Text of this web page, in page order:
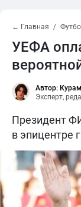
← Главная
УЕФА
Автор:
Эксперт,
Президент
в эпицентре